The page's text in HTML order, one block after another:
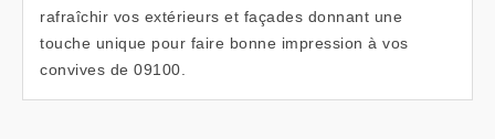
rafraîchir vos extérieurs et façades donnant une
touche unique pour faire bonne impression à vos
convives de 09100.